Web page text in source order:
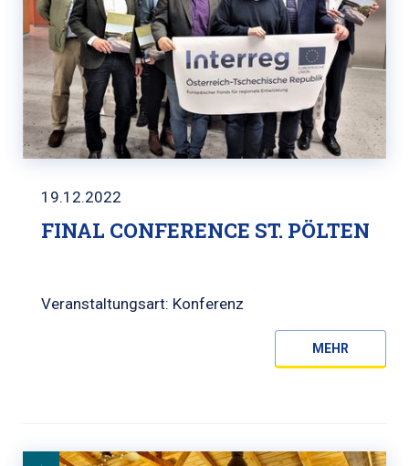
19.12.2022
FINAL CONFERENCE ST. PÖLTEN
Veranstaltungsart: Konferenz
MEHR